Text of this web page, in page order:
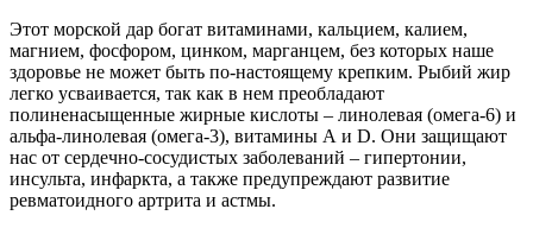
Этот морской дар богат витаминами, кальцием, калием,
магнием, фосфором, цинком, марганцем, без которых наше
здоровье не может быть по-настоящему крепким. Рыбий жир
легко усваивается, так как в нем преобладают
полиненасыщенные жирные кислоты – линолевая (омега-6) и
альфа-линолевая (омега-3), витамины А и D. Они защищают
нас от сердечно-сосудистых заболеваний – гипертонии,
инсульта, инфаркта, а также предупреждают развитие
ревматоидного артрита и астмы.